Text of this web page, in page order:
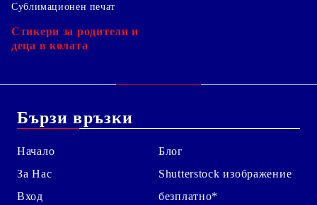
Сублимационен печат
Стикери за родители и
деца в колата
Бързи връзки
Начало
За Нас
Вход
Блог
Shutterstock изображение
безплатно*